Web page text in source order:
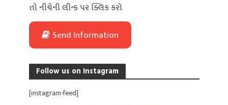
તો નીચેની લીન્ક પર ક્લિક કરો
Send Information
Follow us on Instagram
[instagram-feed]